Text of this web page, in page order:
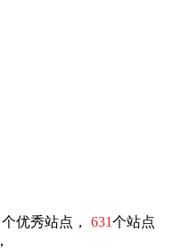
个优秀站点， 631个站点